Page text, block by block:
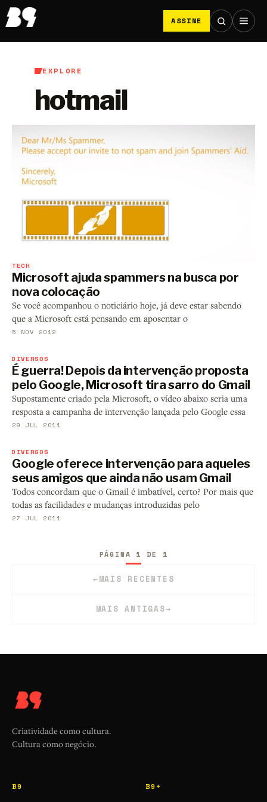
ASSINE
EXPLORE
hotmail
TECH
Microsoft ajuda spammers na busca por
nova colocação
Se você acompanhou o noticiário hoje, já deve estar sabendo
que a Microsoft está pensando em aposentar o
5 NOV 2012
DIVERSOS
É guerra! Depois da intervenção proposta
pelo Google, Microsoft tira sarro do Gmail
Supostamente criado pela Microsoft, o vídeo abaixo seria uma
resposta a campanha de intervenção lançada pelo Google essa
29 JUL 2011
DIVERSOS
Google oferece intervenção para aqueles
seus amigos que ainda não usam Gmail
Todos concordam que o Gmail é imbatível, certo? Por mais que
todas as facilidades e mudanças introduzidas pelo
27 JUL 2011
←MAIS RECENTES
PÁGINA 1 DE 1
MAIS ANTIGAS→
Criatividade como cultura.
Cultura como negócio.
B9 B9+